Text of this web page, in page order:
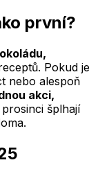
první?
Pokud je
nebo alespoň
akci,
šplhají